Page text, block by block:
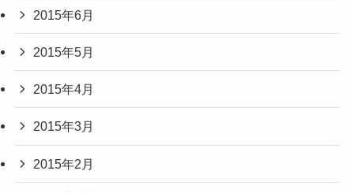
2015年6月
2015年5月
2015年4月
2015年3月
2015年2月